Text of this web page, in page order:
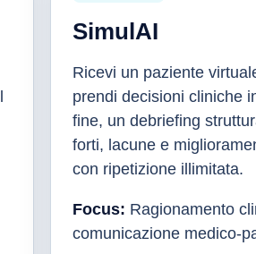
SimulAI
Ricevi un paziente
prendi decisioni cliniche
fine, un debriefing
forti, lacune e
con ripetizione illimitata.
Focus: Ragionamento
comunicazione medico-